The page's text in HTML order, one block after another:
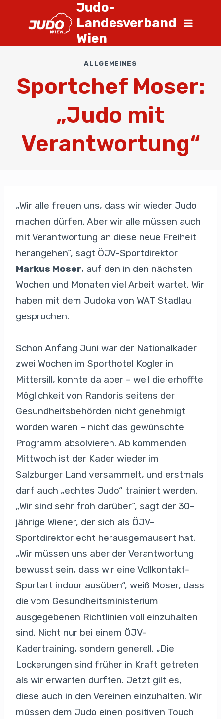
Judo-
Landesverband
Wien
ALLGEMEINES
Sportchef Moser:
„Judo mit
Verantwortung“
„Wir alle freuen uns, dass wir wieder Judo
machen dürfen. Aber wir alle müssen auch
mit Verantwortung an diese neue Freiheit
herangehen“, sagt ÖJV-Sportdirektor
Markus Moser, auf den in den nächsten
Wochen und Monaten viel Arbeit wartet. Wir
haben mit dem Judoka von WAT Stadlau
gesprochen.
Schon Anfang Juni war der Nationalkader
zwei Wochen im Sporthotel Kogler in
Mittersill, konnte da aber – weil die erhoffte
Möglichkeit von Randoris seitens der
Gesundheitsbehörden nicht genehmigt
worden waren – nicht das gewünschte
Programm absolvieren. Ab kommenden
Mittwoch ist der Kader wieder im
Salzburger Land versammelt, und erstmals
darf auch „echtes Judo“ trainiert werden.
„Wir sind sehr froh darüber“, sagt der 30-
jährige Wiener, der sich als ÖJV-
Sportdirektor echt herausgemausert hat.
„Wir müssen uns aber der Verantwortung
bewusst sein, dass wir eine Vollkontakt-
Sportart indoor ausüben“, weiß Moser, dass
die vom Gesundheitsministerium
ausgegebenen Richtlinien voll einzuhalten
sind. Nicht nur bei einem ÖJV-
Kadertraining, sondern generell. „Die
Lockerungen sind früher in Kraft getreten
als wir erwarten durften. Jetzt gilt es,
diese auch in den Vereinen einzuhalten. Wir
müssen dem Judo einen positiven Touch